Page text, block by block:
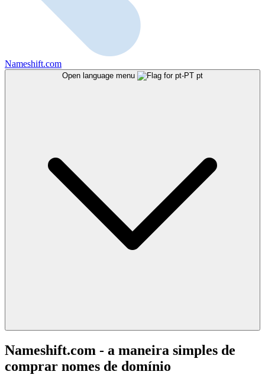
Nameshift.com
Open language menu pt
Nameshift.com - a maneira simples de
comprar nomes de domínio